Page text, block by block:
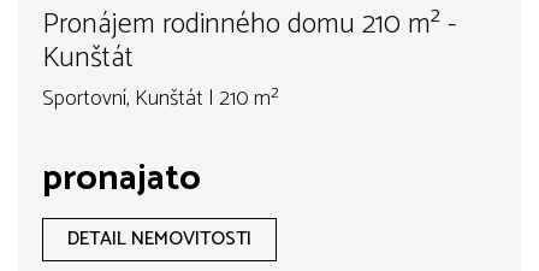
Pronájem rodinného domu 210 m² -
Kunštát
Sportovní, Kunštát | 210 m²
pronajato
DETAIL NEMOVITOSTI